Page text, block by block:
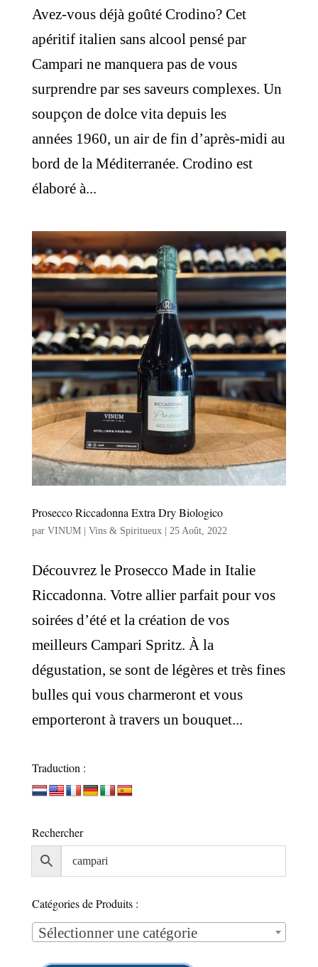
Avez-vous déjà goûté Crodino? Cet
apéritif italien sans alcool pensé par
Campari ne manquera pas de vous
surprendre par ses saveurs complexes. Un
soupçon de dolce vita depuis les
années 1960, un air de fin d’après-midi au
bord de la Méditerranée. Crodino est
élaboré à...
Prosecco Riccadonna Extra Dry Biologico
par VINUM | Vins & Spiritueux| 25 Août, 2022
Découvrez le Prosecco Made in Italie
Riccadonna. Votre allier parfait pour vos
soirées d’été et la création de vos
meilleurs Campari Spritz. À la
dégustation, se sont de légères et très fines
bulles qui vous charmeront et vous
emporteront à travers un bouquet...
Traduction :
Rechercher
Catégories de Produits :
Sélectionner une catégorie